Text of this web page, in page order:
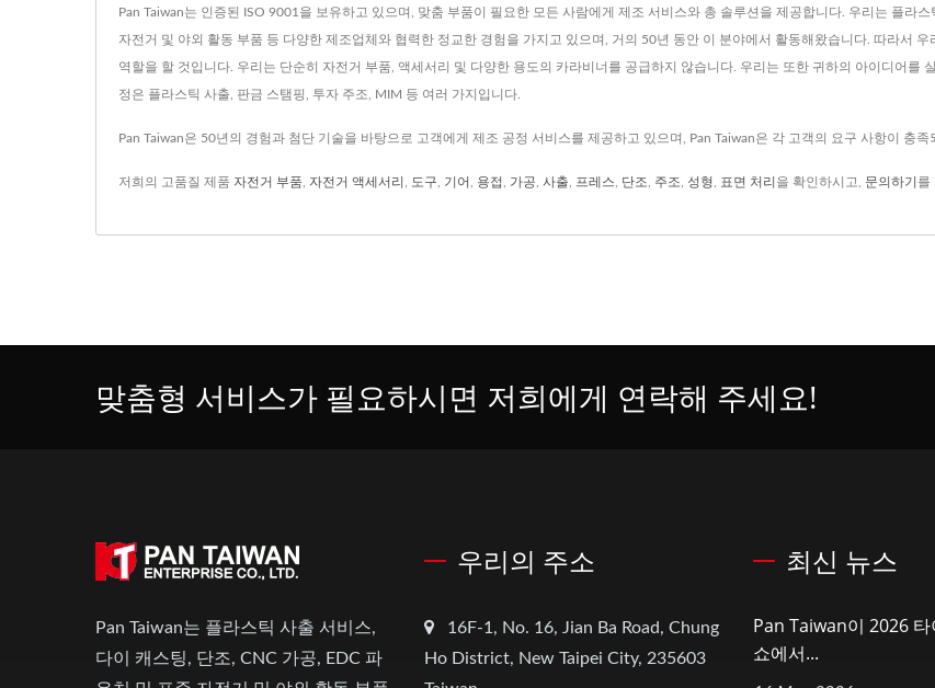
Pan Taiwan는 인증된 ISO 9001을 보유하고 있으며, 맞춤 부품이 필요한 모든 사람에게 제조 서비스와 총 솔루션을 제공합니다. 우리는 플라
자전거 및 야외 활동 부품 등 다양한 제조업체와 협력한 정교한 경험을 가지고 있으며, 거의 50년 동안 이 분야에서 활동해왔습니다. 따라서
역할을 할 것입니다. 우리는 단순히 자전거 부품, 액세서리 및 다양한 용도의 카라비너를 공급하지 않습니다. 우리는 또한 귀하의 아이디어를
정은 플라스틱 사출, 판금 스탬핑, 투자 주조, MIM 등 여러 가지입니다.
Pan Taiwan은 50년의 경험과 첨단 기술을 바탕으로 고객에게 제조 공정 서비스를 제공하고 있으며, Pan Taiwan은 각 고객의 요구 사항이 충족
저희의 고품질 제품 자전거 부품 자전거 액세서리 도구 기어 용접 가공 사출 프레스 단조 주조 성형 표면 처리 을 확인하시고, 문의하기 를
맞춤형 서비스가 필요하시면 저희에게 연락해 주세요!
Pan Taiwan는 플라스틱 사출 서비스,
다이 캐스팅, 단조, CNC 가공, EDC 파
우리의 주소
16F-1, No. 16, Jian Ba Road, Chung
Ho District, New Taipei City, 235603
최신 뉴스
Pan Taiwan이 2026
쇼에서...